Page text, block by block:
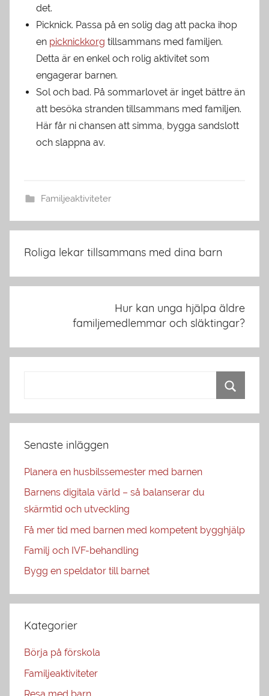
det.
Picknick. Passa på en solig dag att packa ihop
en picknickkorg tillsammans med familjen.
Detta är en enkel och rolig aktivitet som
engagerar barnen.
Sol och bad. På sommarlovet är inget bättre än
att besöka stranden tillsammans med familjen.
Här får ni chansen att simma, bygga sandslott
och slappna av.
Familjeaktiviteter
Roliga lekar tillsammans med dina barn
Hur kan unga hjälpa äldre
familjemedlemmar och släktingar?
Senaste inläggen
Planera en husbilssemester med barnen
Barnens digitala värld – så balanserar du
skärmtid och utveckling
Få mer tid med barnen med kompetent bygghjälp
Familj och IVF-behandling
Bygg en speldator till barnet
Kategorier
Börja på förskola
Familjeaktiviteter